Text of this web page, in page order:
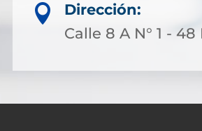

Dirección:
Calle 8 A N° 1 - 48